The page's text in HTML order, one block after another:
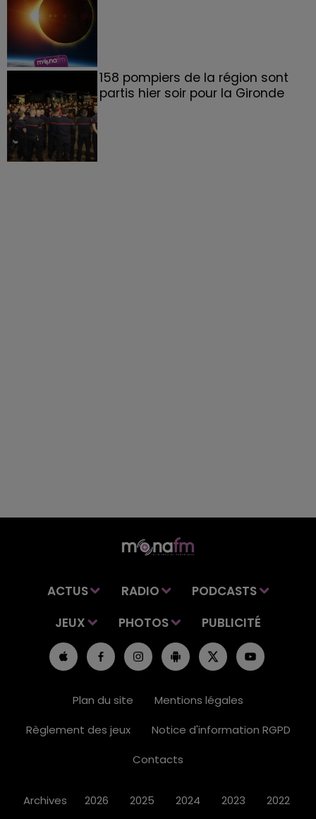
158 pompiers de la région sont
partis hier soir pour la Gironde
ACTUS RADIO
PODCASTS
JEUX
PHOTOS PUBLICITÉ
Plan du site
Mentions légales
Règlement des jeux
Notice d'information RGPD
Contacts
Archives 2026 2025 2024 2023 2022